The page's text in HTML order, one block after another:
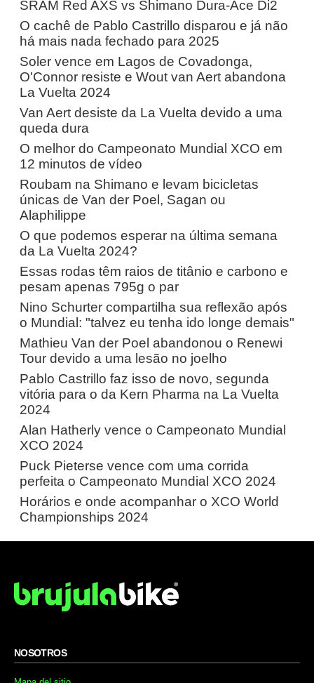
SRAM Red AXS vs Shimano Dura-Ace Di2
O cachê de Pablo Castrillo disparou e já não
há mais nada fechado para 2025
Soler vence em Lagos de Covadonga,
O'Connor resiste e Wout van Aert abandona
La Vuelta 2024
Van Aert desiste da La Vuelta devido a uma
queda dura
O melhor do Campeonato Mundial XCO em
12 minutos de vídeo
Roubam na Shimano e levam bicicletas
únicas de Van der Poel, Sagan ou
Alaphilippe
O que podemos esperar na última semana
da La Vuelta 2024?
Essas rodas têm raios de titânio e carbono e
pesam apenas 795g o par
Nino Schurter compartilha sua reflexão após
o Mundial: "talvez eu tenha ido longe demais"
Mathieu Van der Poel abandonou o Renewi
Tour devido a uma lesão no joelho
Pablo Castrillo faz isso de novo, segunda
vitória para o da Kern Pharma na La Vuelta
2024
Alan Hatherly vence o Campeonato Mundial
XCO 2024
Puck Pieterse vence com uma corrida
perfeita o Campeonato Mundial XCO 2024
Horários e onde acompanhar o XCO World
Championships 2024
NOSOTROS